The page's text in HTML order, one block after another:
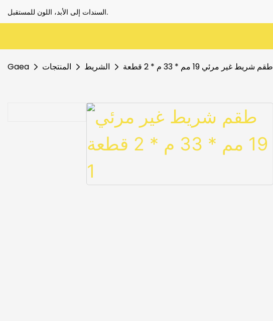
السندات إلى الأبد، اللون للمستقبل.
Gaea المنتجات الشريط طقم شريط غير مرئي 19 مم * 33 م * 2 قطعة